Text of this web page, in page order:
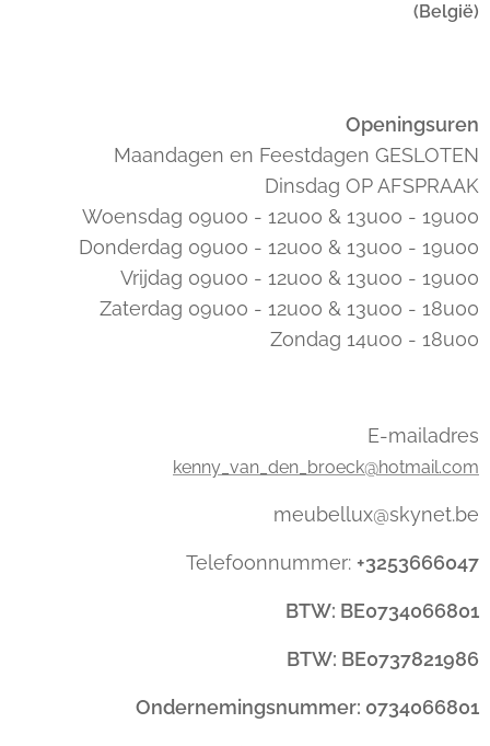
(België)
Openingsuren
Maandagen en Feestdagen GESLOTEN
Dinsdag OP AFSPRAAK
Woensdag 09u00 - 12u00 & 13u00 - 19u00
Donderdag 09u00 - 12u00 & 13u00 - 19u00
Vrijdag 09u00 - 12u00 & 13u00 - 19u00
Zaterdag 09u00 - 12u00 & 13u00 - 18u00
Zondag 14u00 - 18u00
E-mailadres
kenny_van_den_broeck@hotmail.com
meubellux@skynet.be
Telefoonnummer: +3253666047
BTW: BE0734066801
BTW: BE0737821986
Ondernemingsnummer: 0734066801